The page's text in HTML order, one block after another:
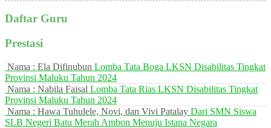
Daftar Guru
Prestasi
Nama : Ela Difinubun Lomba Tata Boga LKSN Disabilitas Tingkat
Provinsi Maluku Tahun 2024
Nama : Nabila Faisal Lomba Tata Rias LKSN Disabilitas Tingkat
Provinsi Maluku Tahun 2024
Nama : Hawa Tuhulele, Novi, dan Vivi Patalay Dari SMN Siswa
SLB Negeri Batu Merah Ambon Menuju Istana Negara